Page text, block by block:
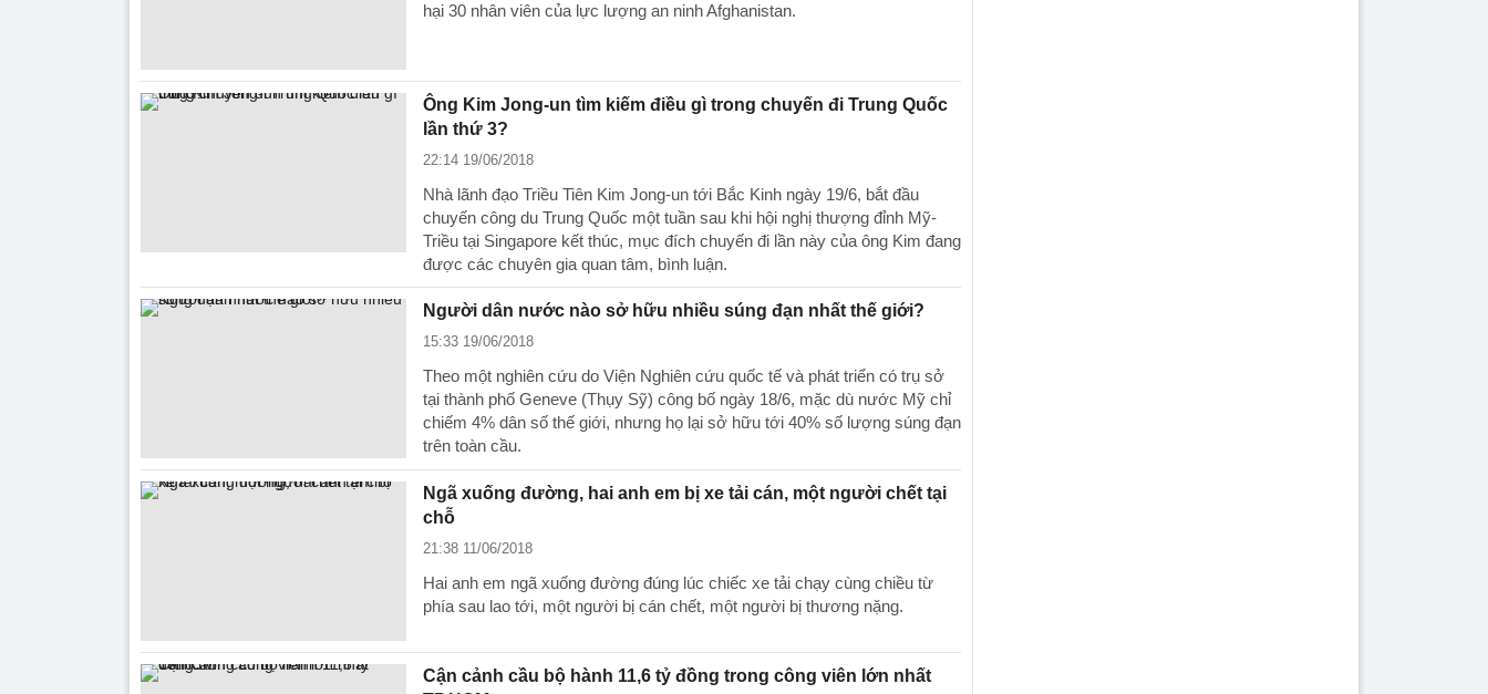
hại 30 nhân viên của lực lượng an ninh Afghanistan.
Ông Kim Jong-un tìm kiếm điều gì trong chuyến đi Trung Quốc
lần thứ 3?
22:14 19/06/2018
Nhà lãnh đạo Triều Tiên Kim Jong-un tới Bắc Kinh ngày 19/6, bắt đầu
chuyến công du Trung Quốc một tuần sau khi hội nghị thượng đỉnh Mỹ-
Triều tại Singapore kết thúc, mục đích chuyến đi lần này của ông Kim đang
được các chuyên gia quan tâm, bình luận.
Người dân nước nào sở hữu nhiều súng đạn nhất thế giới?
15:33 19/06/2018
Theo một nghiên cứu do Viện Nghiên cứu quốc tế và phát triển có trụ sở
tại thành phố Geneve (Thụy Sỹ) công bố ngày 18/6, mặc dù nước Mỹ chỉ
chiếm 4% dân số thế giới, nhưng họ lại sở hữu tới 40% số lượng súng đạn
trên toàn cầu.
Ngã xuống đường, hai anh em bị xe tải cán, một người chết tại
chỗ
21:38 11/06/2018
Hai anh em ngã xuống đường đúng lúc chiếc xe tải chạy cùng chiều từ
phía sau lao tới, một người bị cán chết, một người bị thương nặng.
Cận cảnh cầu bộ hành 11,6 tỷ đồng trong công viên lớn nhất